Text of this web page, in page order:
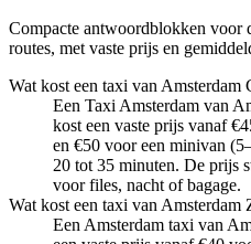
Compacte antwoordblokken voor
routes, met vaste prijs en
Wat kost een taxi van Amsterdam
Een Taxi Amsterdam van
kost een vaste prijs vanaf
en €50 voor een minivan
20 tot 35 minuten. De prijs
voor files, nacht of bagage.
Wat kost een taxi van Amsterdam
Een Amsterdam taxi van